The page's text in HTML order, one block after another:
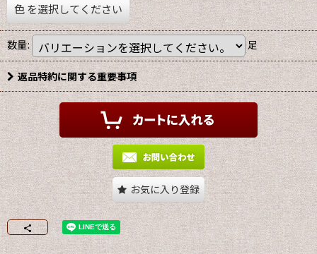
色を選択してください
数量: 足
返品特約に関する重要事項
お気に入り登録